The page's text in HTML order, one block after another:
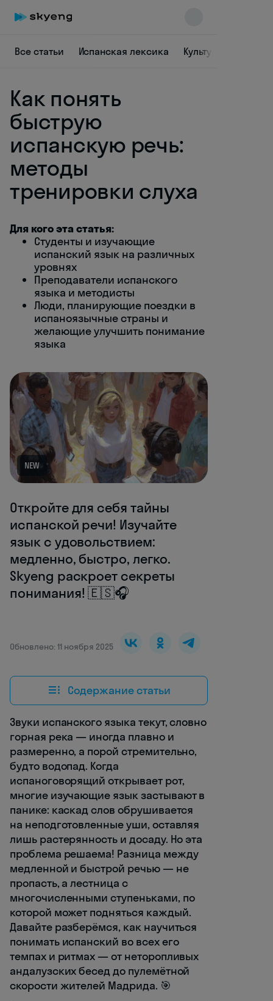
Все статьи Испанская лексика Культура Испании
Как понять
быструю
испанскую речь:
методы
тренировки слуха
Для кого эта статья:
Студенты и изучающие
испанский язык на различных
уровнях
Преподаватели испанского
языка и методисты
Люди, планирующие поездки в
испаноязычные страны и
желающие улучшить понимание
языка
NEW
Откройте для себя тайны
испанской речи! Изучайте
язык с удовольствием:
медленно, быстро, легко.
Skyeng раскроет секреты
понимания! 🇪🇸🎧
Обновлено: 11 ноября 2025
Содержание статьи
Звуки испанского языка текут, словно
горная река — иногда плавно и
размеренно, а порой стремительно,
будто водопад. Когда
испаноговорящий открывает рот,
многие изучающие язык застывают в
панике: каскад слов обрушивается
на неподготовленные уши, оставляя
лишь растерянность и досаду. Но эта
проблема решаема! Разница между
медленной и быстрой речью — не
пропасть, а лестница с
многочисленными ступеньками, по
которой может подняться каждый.
Давайте разберёмся, как научиться
понимать испанский во всех его
темпах и ритмах — от неторопливых
андалузских бесед до пулемётной
скорости жителей Мадрида. 🎯
online